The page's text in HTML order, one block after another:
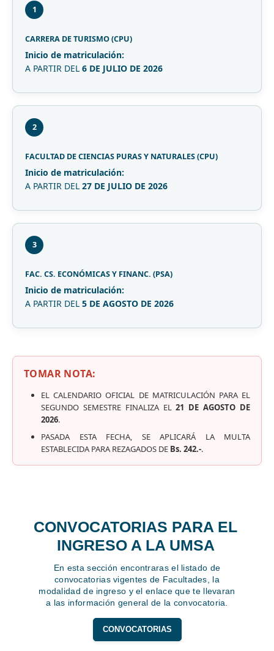
1
CARRERA DE TURISMO (CPU)
Inicio de matriculación:
A PARTIR DEL 6 DE JULIO DE 2026
2
FACULTAD DE CIENCIAS PURAS Y NATURALES (CPU)
Inicio de matriculación:
A PARTIR DEL 27 DE JULIO DE 2026
3
FAC. CS. ECONÓMICAS Y FINANC. (PSA)
Inicio de matriculación:
A PARTIR DEL 5 DE AGOSTO DE 2026
TOMAR NOTA:
EL CALENDARIO OFICIAL DE MATRICULACIÓN PARA EL
SEGUNDO SEMESTRE FINALIZA EL21 DE AGOSTO DE
2026.
PASADA ESTA FECHA, SE APLICARÁ LA MULTA
ESTABLECIDA PARA REZAGADOS DE Bs. 242.-.
CONVOCATORIAS PARA EL
INGRESO A LA UMSA
En esta sección encontraras el listado de
convocatorias vigentes de Facultades, la
modalidad de ingreso y el enlace que te llevaran
a las información general de la convocatoria.
CONVOCATORIAS